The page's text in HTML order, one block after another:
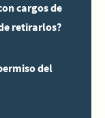
cargos de
retirarlos?
del